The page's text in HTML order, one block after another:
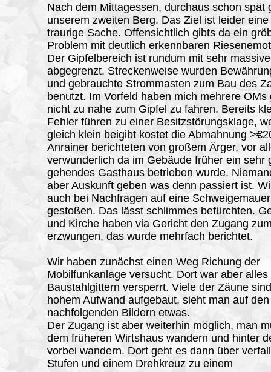
Nach dem Mittagessen, durchaus schon spät
unserem zweiten Berg. Das Ziel ist leider
traurige Sache. Offensichtlich gibts da ein
Problem mit deutlich erkennbaren
Der Gipfelbereich ist rundum mit sehr
abgegrenzt. Streckenweise wurden
und gebrauchte Strommasten zum Bau des
benutzt. Im Vorfeld haben mich mehrere OMs
nicht zu nahe zum Gipfel zu fahren. Bereits
Fehler führen zu einer Besitzstörungsklage,
gleich klein beigibt kostet die Abmahnung
Anrainer berichteten von großem Ärger, vor
verwunderlich da im Gebäude früher ein sehr
gehendes Gasthaus betrieben wurde.
aber Auskunft geben was denn passiert ist.
auch bei Nachfragen auf eine Schweigemauer
gestoßen. Das lässt schlimmes befürchten.
und Kirche haben via Gericht den Zugang
erzwungen, das wurde mehrfach berichtet.
Wir haben zunächst einen Weg Richung der
Mobilfunkanlage versucht. Dort war aber alles
Baustahlgittern versperrt. Viele der Zäune
hohem Aufwand aufgebaut, sieht man auf den
nachfolgenden Bildern etwas.
Der Zugang ist aber weiterhin möglich, man
dem früheren Wirtshaus wandern und hinter
vorbei wandern. Dort geht es dann über
Stufen und einem Drehkreuz zu einem